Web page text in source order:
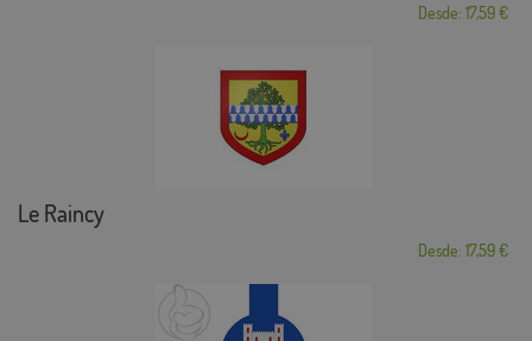
Desde: 17,59 €
Le Raincy
Desde: 17,59 €